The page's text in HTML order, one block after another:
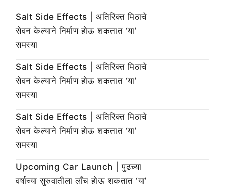
Salt Side Effects | अतिरिक्त मिठाचे
सेवन केल्याने निर्माण होऊ शकतात ‘या’
समस्या
Salt Side Effects | अतिरिक्त मिठाचे
सेवन केल्याने निर्माण होऊ शकतात ‘या’
समस्या
Salt Side Effects | अतिरिक्त मिठाचे
सेवन केल्याने निर्माण होऊ शकतात ‘या’
समस्या
Upcoming Car Launch | पुढच्या
वर्षाच्या सुरुवातीला लाँच होऊ शकतात ‘या’